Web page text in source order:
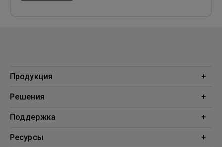
Продукция
Проекторы
Решения
Образование
Поддержка
Поддержка
Ресурсы